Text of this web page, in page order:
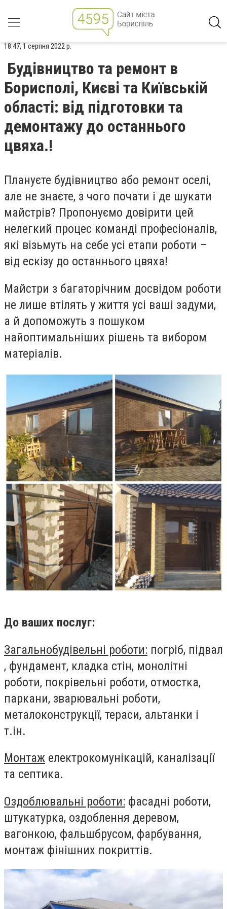
18:47, 1 серпня 2022 р.
Будівництво та ремонт в
Борисполі, Києві та Київській
області: від підготовки та
демонтажу до останнього
цвяха.!
Плануєте будівництво або ремонт оселі,
але не знаєте, з чого почати і де шукати
майстрів? Пропонуємо довірити цей
нелегкий процес команді професіоналів,
які візьмуть на себе усі етапи роботи –
від ескізу до останнього цвяха!
Майстри з багаторічним досвідом роботи
не лише втілять у життя усі ваші задуми,
а й допоможуть з пошуком
найоптимальніших рішень та вибором
матеріалів.
До ваших послуг:
Загальнобудівельні роботи: погріб, підвал
, фундамент, кладка стін, монолітні
роботи, покрівельні роботи, отмостка,
паркани, зварювальні роботи,
металоконструкції, тераси, альтанки і
т.ін.
Монтаж електрокомунікацій, каналізації
та септика.
Оздоблювальні роботи: фасадні роботи,
штукатурка, оздоблення деревом,
вагонкою, фальшбрусом, фарбування,
монтаж фінішних покриттів.